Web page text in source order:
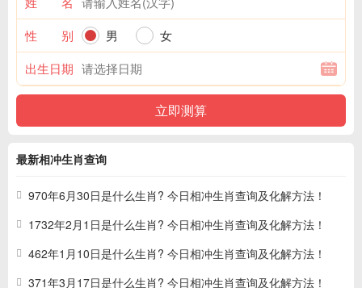
性 别
男
女
出生日期
最新相冲生肖查询
970年6月30日是什么生肖? 今日相冲生肖查询及化解方法！
1732年2月1日是什么生肖? 今日相冲生肖查询及化解方法！
462年1月10日是什么生肖? 今日相冲生肖查询及化解方法！
371年3月17日是什么生肖? 今日相冲生肖查询及化解方法！